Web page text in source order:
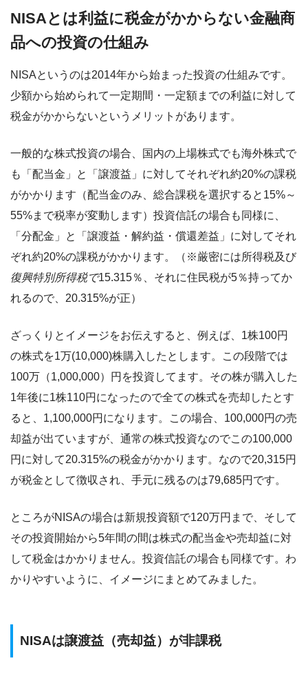
NISAとは利益に税金がかからない金融商
品への投資の仕組み
NISAというのは2014年から始まった投資の仕組みです。
少額から始められて一定期間・一定額までの利益に対して
税金がかからないというメリットがあります。
一般的な株式投資の場合、国内の上場株式でも海外株式で
も「配当金」と「譲渡益」に対してそれぞれ約20%の課税
がかかります（配当金のみ、総合課税を選択すると15%～
55%まで税率が変動します）投資信託の場合も同様に、
「分配金」と「譲渡益・解約益・償還差益」に対してそれ
ぞれ約20%の課税がかかります。（※厳密には所得税及び
復興特別所得税で15.315％、それに住民税が5％持ってか
れるので、20.315%が正）
ざっくりとイメージをお伝えすると、例えば、1株100円
の株式を1万(10,000)株購入したとします。この段階では
100万（1,000,000）円を投資してます。その株が購入した
1年後に1株110円になったので全ての株式を売却したとす
ると、1,100,000円になります。この場合、100,000円の売
却益が出ていますが、通常の株式投資なのでこの100,000
円に対して20.315%の税金がかかります。なので20,315円
が税金として徴収され、手元に残るのは79,685円です。
ところがNISAの場合は新規投資額で120万円まで、そして
その投資開始から5年間の間は株式の配当金や売却益に対
して税金はかかりません。投資信託の場合も同様です。わ
かりやすいように、イメージにまとめてみました。
NISAは譲渡益（売却益）が非課税